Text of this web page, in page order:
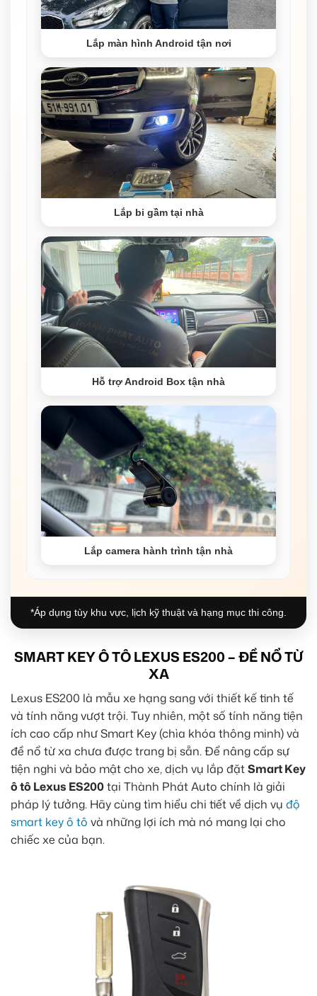
Lắp màn hình Android tận nơi
Lắp bi gầm tại nhà
Hỗ trợ Android Box tận nhà
Lắp camera hành trình tận nhà
*Áp dụng tùy khu vực, lịch kỹ thuật và hạng mục thi công.
SMART KEY Ô TÔ LEXUS ES200 – ĐỀ NỔ TỪ
XA
Lexus ES200 là mẫu xe hạng sang với thiết kế tinh tế
và tính năng vượt trội. Tuy nhiên, một số tính năng tiện
ích cao cấp như Smart Key (chìa khóa thông minh) và
đề nổ từ xa chưa được trang bị sẵn. Để nâng cấp sự
tiện nghi và bảo mật cho xe, dịch vụ lắp đặtSmart Key
ô tô Lexus ES200tại Thành Phát Auto chính là giải
pháp lý tưởng. Hãy cùng tìm hiểu chi tiết về dịch vụ độ
smart key ô tô và những lợi ích mà nó mang lại cho
chiếc xe của bạn.